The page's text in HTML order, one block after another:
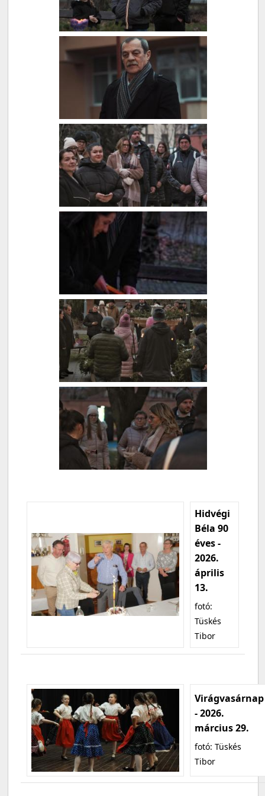
Hidvégi
Béla 90
éves -
2026.
április
13.
fotó:
Tüskés
Tibor
Virágvasárnap
- 2026.
március 29.
fotó: Tüskés
Tibor